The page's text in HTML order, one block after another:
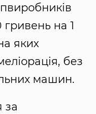
на 1
яких
без
машин.
за